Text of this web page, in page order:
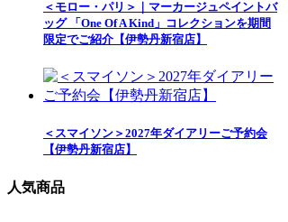
＜モロー・パリ＞｜マーカージュペイントバ
ッグ 「One Of A Kind」コレクションを期間
限定でご紹介【伊勢丹新宿店】
＜スマイソン＞2027年ダイアリーご予約会
【伊勢丹新宿店】
人気商品